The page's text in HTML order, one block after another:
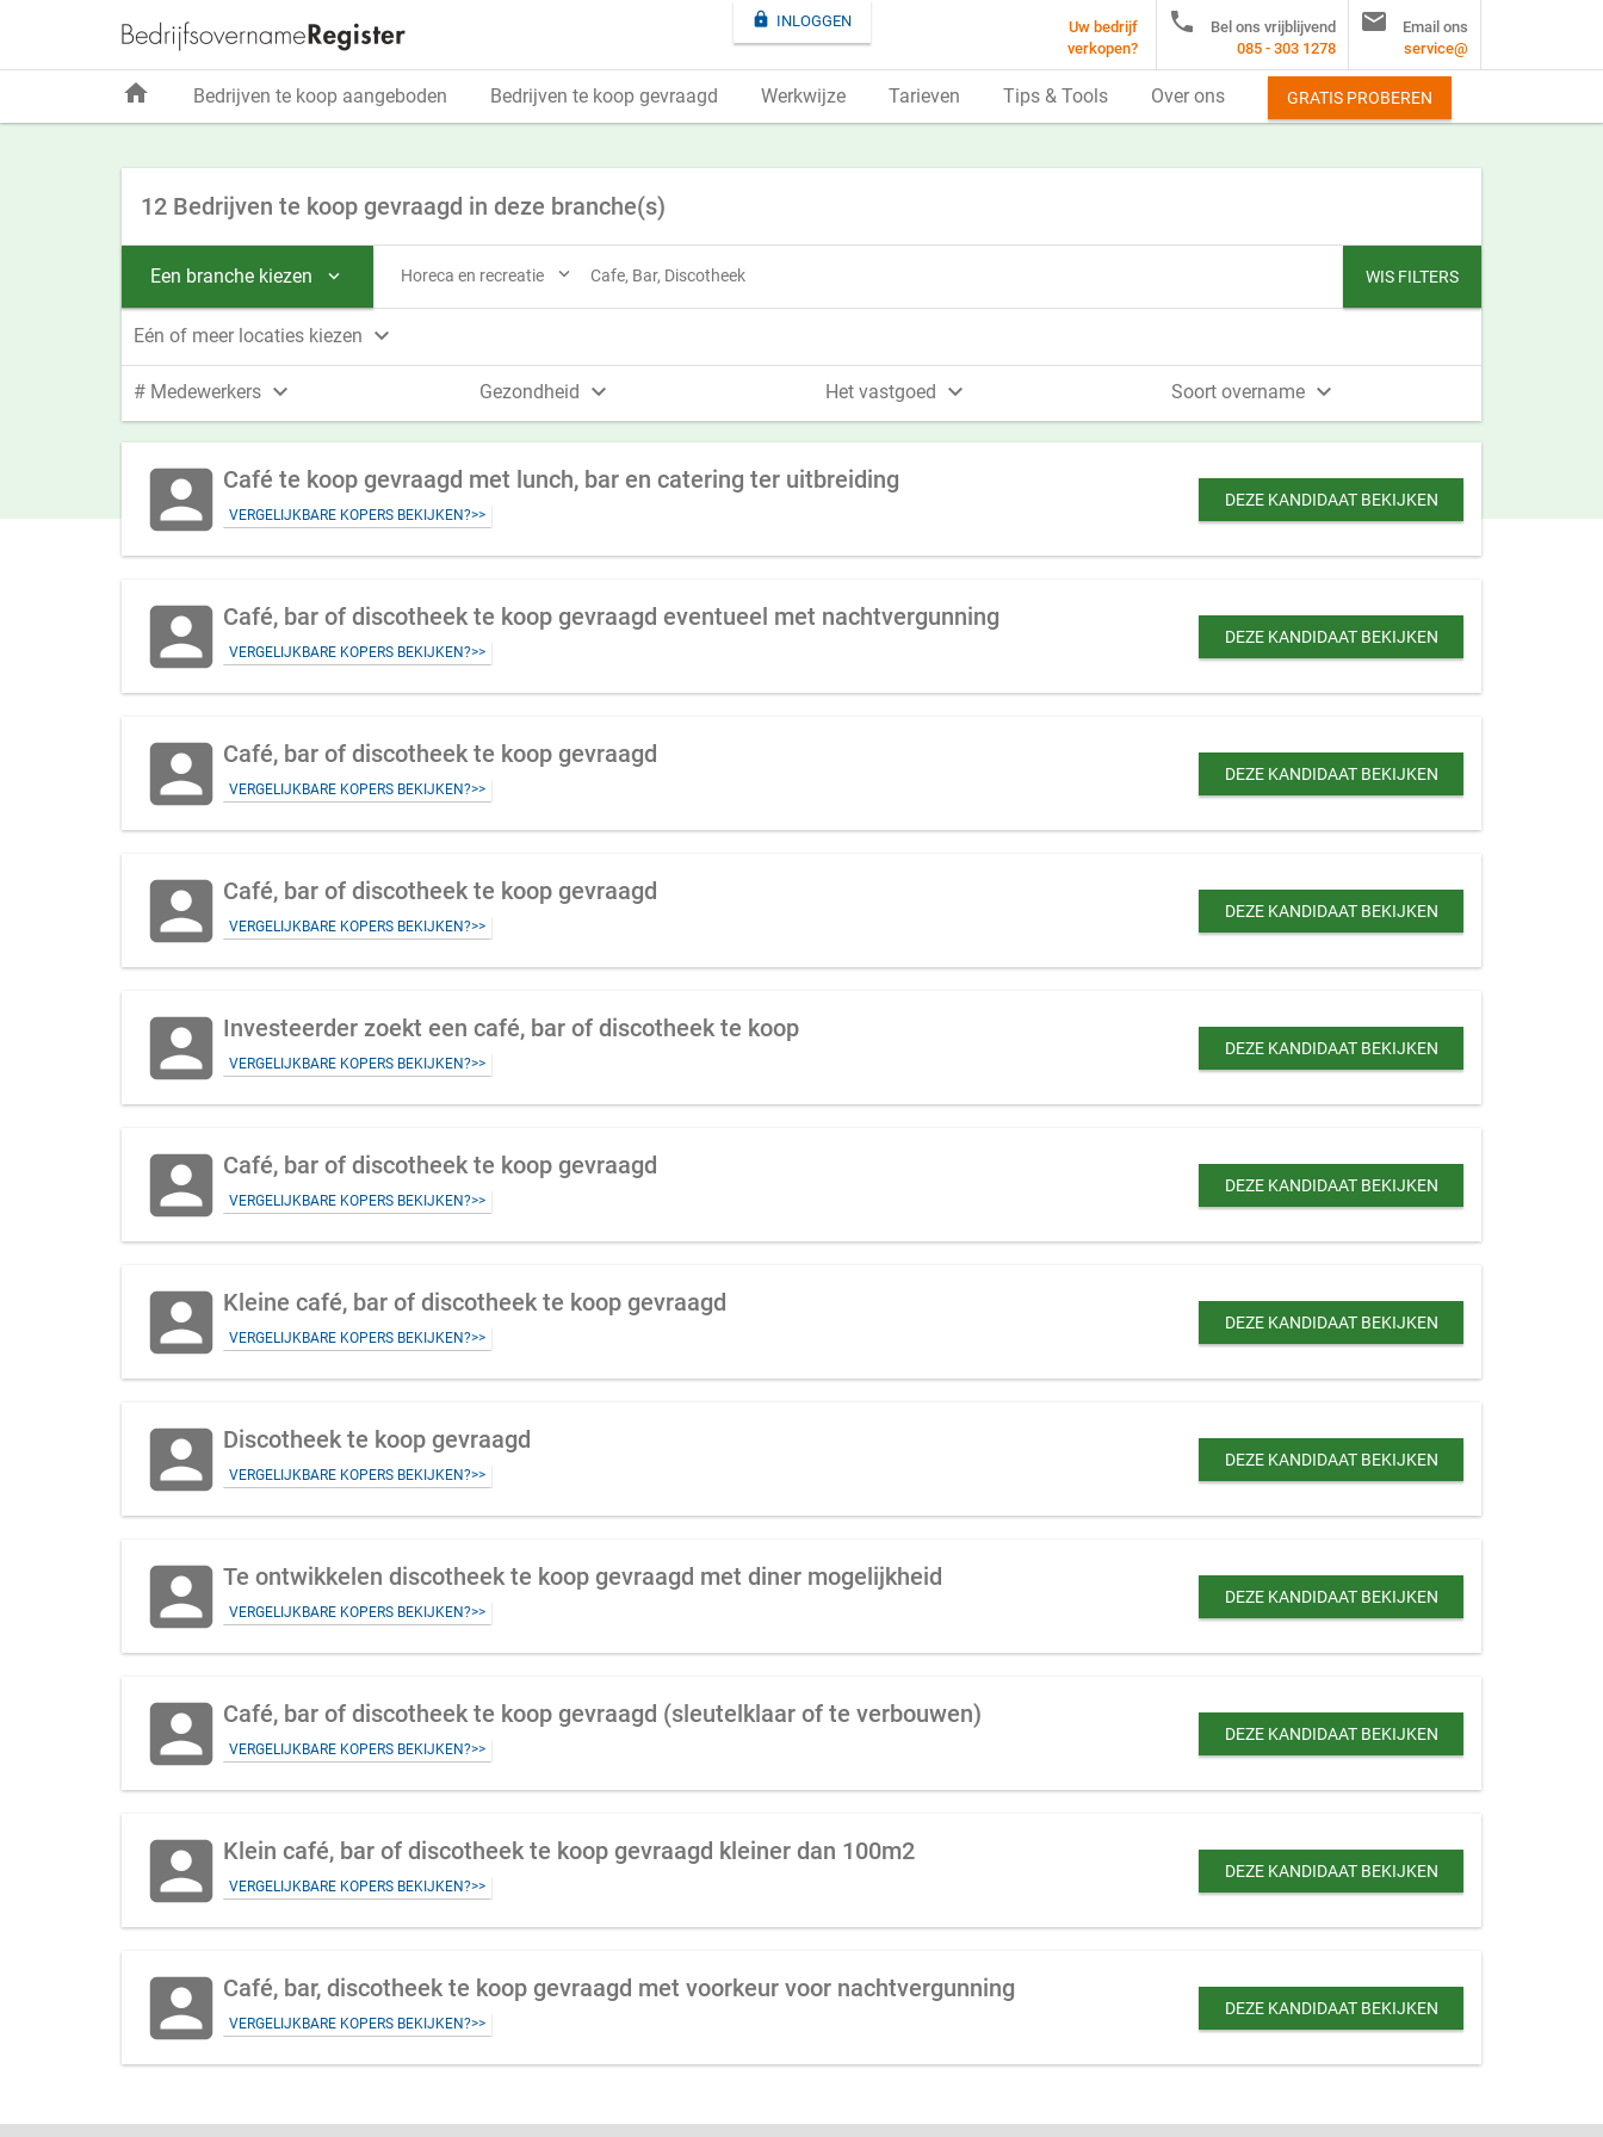
12 Bedrijven te koop gevraagd in deze branche(s)
Een branche kiezen  Horeca en recreatie  Cafe, Bar, Discotheek
Eén of meer locaties kiezen 
# Medewerkers  Gezondheid  Het vastgoed  Soort overname 
WIS FILTERS
account_box Café te koop gevraagd met lunch, bar en catering ter uitbreiding
VERGELIJKBARE KOPERS BEKIJKEN?>>
DEZE KANDIDAAT BEKIJKEN
account_box Café, bar of discotheek te koop gevraagd eventueel met nachtvergunning
VERGELIJKBARE KOPERS BEKIJKEN?>>
DEZE KANDIDAAT BEKIJKEN
account_box Café, bar of discotheek te koop gevraagd
VERGELIJKBARE KOPERS BEKIJKEN?>>
DEZE KANDIDAAT BEKIJKEN
account_box Café, bar of discotheek te koop gevraagd
VERGELIJKBARE KOPERS BEKIJKEN?>>
DEZE KANDIDAAT BEKIJKEN
account_box Investeerder zoekt een café, bar of discotheek te koop
VERGELIJKBARE KOPERS BEKIJKEN?>>
DEZE KANDIDAAT BEKIJKEN
account_box Café, bar of discotheek te koop gevraagd
VERGELIJKBARE KOPERS BEKIJKEN?>>
DEZE KANDIDAAT BEKIJKEN
account_box Kleine café, bar of discotheek te koop gevraagd
VERGELIJKBARE KOPERS BEKIJKEN?>>
DEZE KANDIDAAT BEKIJKEN
account_box Discotheek te koop gevraagd
VERGELIJKBARE KOPERS BEKIJKEN?>>
DEZE KANDIDAAT BEKIJKEN
account_box Te ontwikkelen discotheek te koop gevraagd met diner mogelijkheid
VERGELIJKBARE KOPERS BEKIJKEN?>>
DEZE KANDIDAAT BEKIJKEN
account_box Café, bar of discotheek te koop gevraagd (sleutelklaar of te verbouwen)
VERGELIJKBARE KOPERS BEKIJKEN?>>
DEZE KANDIDAAT BEKIJKEN
account_box Klein café, bar of discotheek te koop gevraagd kleiner dan 100m2
VERGELIJKBARE KOPERS BEKIJKEN?>>
DEZE KANDIDAAT BEKIJKEN
account_box Café, bar, discotheek te koop gevraagd met voorkeur voor nachtvergunning
VERGELIJKBARE KOPERS BEKIJKEN?>>
DEZE KANDIDAAT BEKIJKEN
 INLOGGEN
Uw bedrijf
verkopen?

Bel ons vrijblijvend
085 - 303 1278

Email ons
service@
home Bedrijven te koop aangeboden Bedrijven te koop gevraagd Werkwijze Tarieven Tips & Tools Over ons GRATIS PROBEREN